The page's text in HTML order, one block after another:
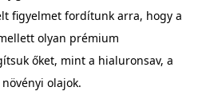
figyelmet fordítunk arra, hogy a
olyan prémium
őket, mint a hialuronsav, a
olajok.